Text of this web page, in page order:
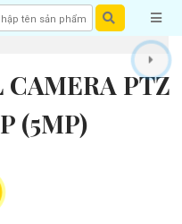
CAMERA PTZ
(5MP)